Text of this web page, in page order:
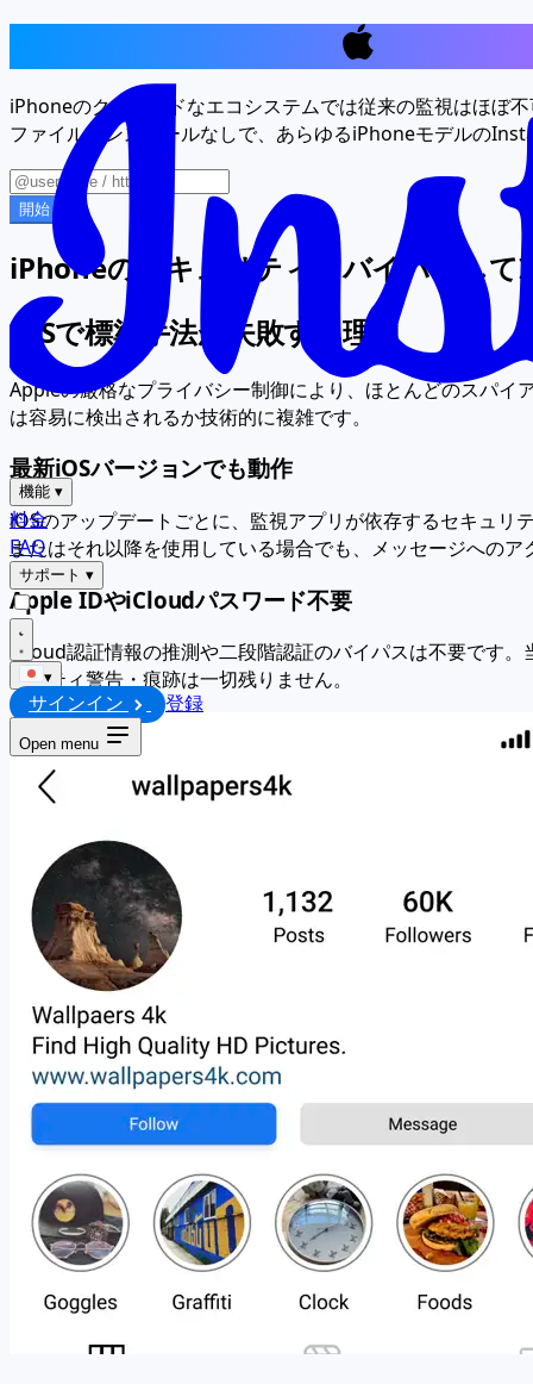
機能 ▾
料金
FAQ
サポート ▾
▾
サインイン 登録
Open menu
iPhoneのクローズドなエコシステムでは従来の監視はほぼ
ファイルインストールなしで、あらゆるiPhoneモデルの
開始
iPhoneのセキュリティをバイパスし
iOSで標準手法が失敗する理由
Appleの厳格なプライバシー制御により、ほとんどのスパ
は容易に検出されるか技術的に複雑です。
最新iOSバージョンでも動作
iOSのアップデートごとに、監視アプリが依存するセキュリ
またはそれ以降を使用している場合でも、メッセージへの
Apple IDやiCloudパスワード不要
iCloud認証情報の推測や二段階認証のバイパスは不要です
ュリティ警告・痕跡は一切残りません。